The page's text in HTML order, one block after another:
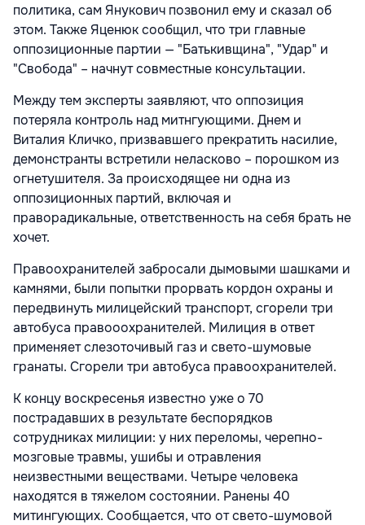
политика, сам Янукович позвонил ему и сказал об
этом. Также Яценюк сообщил, что три главные
оппозиционные партии — "Батькивщина", "Удар" и
"Свобода" – начнут совместные консультации.
Между тем эксперты заявляют, что оппозиция
потеряла контроль над митнгующими. Днем и
Виталия Кличко, призвавшего прекратить насилие,
демонстранты встретили неласково – порошком из
огнетушителя. За происходящее ни одна из
оппозиционных партий, включая и
праворадикальные, ответственность на себя брать не
хочет.
Правоохранителей забросали дымовыми шашками и
камнями, были попытки прорвать кордон охраны и
передвинуть милицейский транспорт, сгорели три
автобуса правооохранителей. Милиция в ответ
применяет слезоточивый газ и свето-шумовые
гранаты. Сгорели три автобуса правоохранителей.
К концу воскресенья известно уже о 70
пострадавших в результате беспорядков
сотрудниках милиции: у них переломы, черепно-
мозговые травмы, ушибы и отравления
неизвестными веществами. Четыре человека
находятся в тяжелом состоянии. Ранены 40
митингующих. Сообщается, что от свето-шумовой